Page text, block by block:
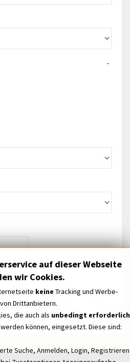
auf dieser Webseite
wir Cookies.
keine Tracking und Werbe-
Drittanbietern.
die auch als unbedingt erforderlich
können, eingesetzt. Diese sind:
Suche, Anmelden, Login, Registrieren